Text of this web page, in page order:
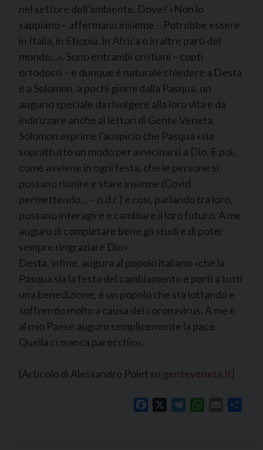
nel settore dell’ambiente. Dove? «Non lo
sappiano – affermano insieme -. Potrebbe essere
in Italia, in Etiopia, in Africa o in altre parti del
mondo…». Sono entrambi cristiani – copti
ortodossi – e dunque è naturale chiedere a Desta
e a Solomon, a pochi giorni dalla Pasqua, un
augurio speciale da rivolgere alla loro vita e da
indirizzare anche ai lettori di Gente Veneta.
Solomon esprime l’auspicio che Pasqua «sia
soprattutto un modo per avvicinarsi a Dio. E poi,
come avviene in ogni festa, che le persone si
possano riunire e stare insieme (Covid
permettendo… – n.d.r.) e così, parlando tra loro,
possano interagire e cambiare il loro futuro. A me
auguro di completare bene gli studi e di poter
sempre ringraziare Dio».
Desta, infine, augura al popolo italiano «che la
Pasqua sia la festa del cambiamento e porti a tutti
una benedizione; è un popolo che sta lottando e
soffrendo molto a causa del coronavirus. A me e
al mio Paese auguro semplicemente la pace.
Quella ci manca parecchio».
[Articolo di Alessandro Polet su genteveneta.it]
Facebook TelegramWhatsApp
Email